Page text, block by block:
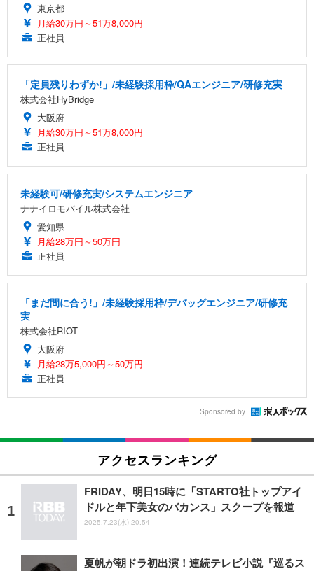
東京都
月給30万円～51万8,000円
正社員
「定員残りわずか!」/未経験採用枠/QAエンジニア/研修充実
株式会社HyBridge
大阪府
月給30万円～51万8,000円
正社員
未経験可/研修充実/システムエンジニア
ナナイロモバイル株式会社
愛知県
月給28万円～50万円
正社員
「まだ間に合う!」/未経験採用枠/デバッグエンジニア/研修充
実
株式会社RIOT
大阪府
月給28万5,000円～50万円
正社員
Sponsored by
アクセスランキング
FRIDAY、明日15時に「STARTO社トップアイ
ドルと年下美女のバカンス」スクープを報道
2025.7.23(水) 20:54
夏帆が朝ドラ初出演！連続テレビ小説『巡るス